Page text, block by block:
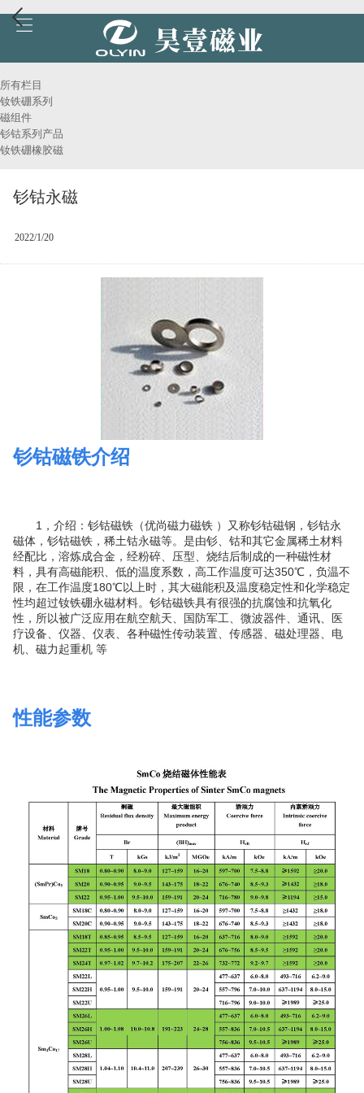
所有栏目
钕铁硼系列
磁组件
钐钴系列产品
钕铁硼橡胶磁
钐钴永磁
2022/1/20
钐钴磁铁介绍
1，介绍：钐钴磁铁（优尚磁力磁铁 ）又称钐钴磁钢，钐钴永
磁体，钐钴磁铁，稀土钴永磁等。是由钐、钴和其它金属稀土材料
经配比，溶炼成合金，经粉碎、压型、烧结后制成的一种磁性材
料，具有高磁能积、低的温度系数，高工作温度可达350℃，负温不
限，在工作温度180℃以上时，其大磁能积及温度稳定性和化学稳定
性均超过钕铁硼永磁材料。钐钴磁铁具有很强的抗腐蚀和抗氧化
性，所以被广泛应用在航空航天、国防军工、微波器件、通讯、医
疗设备、仪器、仪表、各种磁性传动装置、传感器、磁处理器、电
机、磁力起重机 等
性能参数